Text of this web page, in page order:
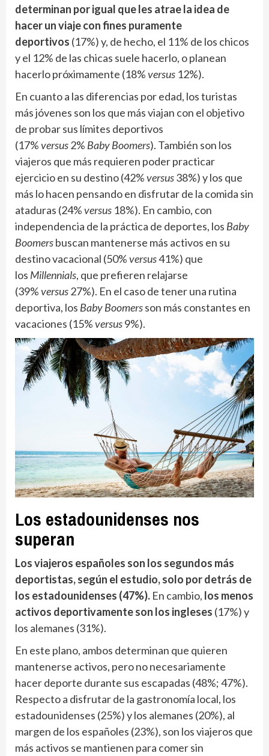
determinan por igual que les atrae la idea de
hacer un viaje con fines puramente
deportivos (17%) y, de hecho, el 11% de los chicos
y el 12% de las chicas suele hacerlo, o planean
hacerlo próximamente (18%versus 12%).
En cuanto a las diferencias por edad, los turistas
más jóvenes son los que más viajan con el objetivo
de probar sus límites deportivos
(17%versus2% Baby Boomers). También son los
viajeros que más requieren poder practicar
ejercicio en su destino (42%versus38%) y los que
más lo hacen pensando en disfrutar de la comida sin
ataduras (24%versus 18%). En cambio, con
independencia de la práctica de deportes, los Baby
Boomersbuscan mantenerse más activos en su
destino vacacional (50%versus41%) que
los Millennials, que prefieren relajarse
(39%versus27%). En el caso de tener una rutina
deportiva, los Baby Boomersson más constantes en
vacaciones (15%versus9%).
Los estadounidenses nos
superan
Los viajeros españoles son los segundos más
deportistas, según el estudio, solo por detrás de
los estadounidenses (47%). En cambio, los menos
activos deportivamente son los ingleses (17%) y
los alemanes (31%).
En este plano, ambos determinan que quieren
mantenerse activos, pero no necesariamente
hacer deporte durante sus escapadas (48%; 47%).
Respecto a disfrutar de la gastronomía local, los
estadounidenses (25%) y los alemanes (20%), al
margen de los españoles (23%), son los viajeros que
más activos se mantienen para comer sin